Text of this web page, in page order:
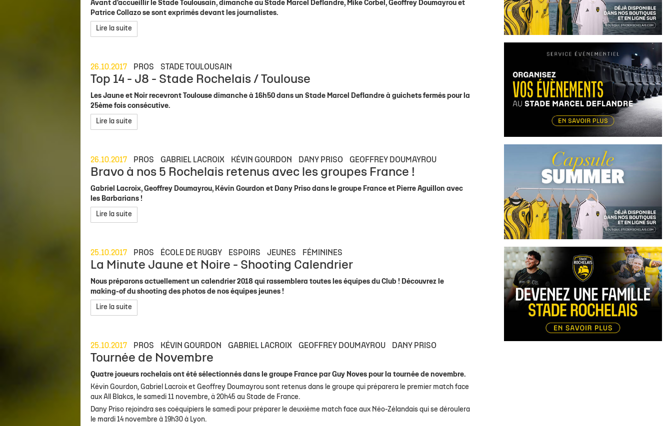
Avant d'accueillir le Stade Toulousain, dimanche au Stade Marcel Deflandre, Mike Corbel, Geoffrey Doumayrou et
Patrice Collazo se sont exprimés devant les journalistes.
Lire la suite
26.10.2017 PROS STADE TOULOUSAIN
Top 14 - J8 - Stade Rochelais / Toulouse
Les Jaune et Noir recevront Toulouse dimanche à 16h50 dans un Stade Marcel Deflandre à guichets fermés pour la
25ème fois consécutive.
Lire la suite
26.10.2017 PROS GABRIEL LACROIX KÉVIN GOURDON DANY PRISO GEOFFREY DOUMAYROU
Bravo à nos 5 Rochelais retenus avec les groupes France !
Gabriel Lacroix, Geoffrey Doumayrou, Kévin Gourdon et Dany Priso dans le groupe France et Pierre Aguillon avec
les Barbarians !
Lire la suite
25.10.2017 PROS ÉCOLE DE RUGBY ESPOIRS JEUNES FÉMININES
La Minute Jaune et Noire - Shooting Calendrier
Nous préparons actuellement un calendrier 2018 qui rassemblera toutes les équipes du Club ! Découvrez le
making-of du shooting des photos de nos équipes jeunes !
Lire la suite
25.10.2017 PROS KÉVIN GOURDON GABRIEL LACROIX GEOFFREY DOUMAYROU DANY PRISO
Tournée de Novembre
Quatre joueurs rochelais ont été sélectionnés dans le groupe France par Guy Noves pour la tournée de novembre.
Kévin Gourdon, Gabriel Lacroix et Geoffrey Doumayrou sont retenus dans le groupe qui préparera le premier match face
aux All Blakcs, le samedi 11 novembre, à 20h45 au Stade de France.
Dany Priso rejoindra ses coéquipiers le samedi pour préparer le deuxième match face aux Néo-Zélandais qui se déroulera
le mardi 14 novembre à 19h30 à Lyon.